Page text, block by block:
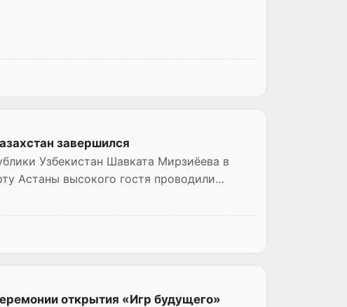
завершился
Узбекистан Шавката Мирзиёева в
Астаны высокого гостя проводили
открытия «Игр будущего»